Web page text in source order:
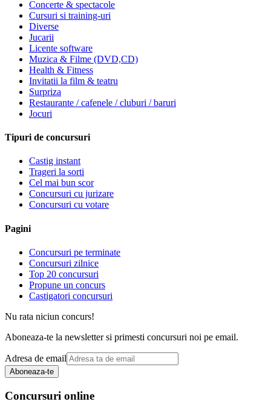
Concerte & spectacole
Cursuri si training-uri
Diverse
Jucarii
Licente software
Muzica & Filme (DVD,CD)
Health & Fitness
Invitatii la film & teatru
Surpriza
Restaurante / cafenele / cluburi / baruri
Jocuri
Tipuri de concursuri
Castig instant
Trageri la sorti
Cel mai bun scor
Concursuri cu jurizare
Concursuri cu votare
Pagini
Concursuri pe terminate
Concursuri zilnice
Top 20 concursuri
Propune un concurs
Castigatori concursuri
Nu rata niciun concurs!
Aboneaza-te la newsletter si primesti concursuri noi pe email.
Adresa de email
Aboneaza-te
Concursuri online